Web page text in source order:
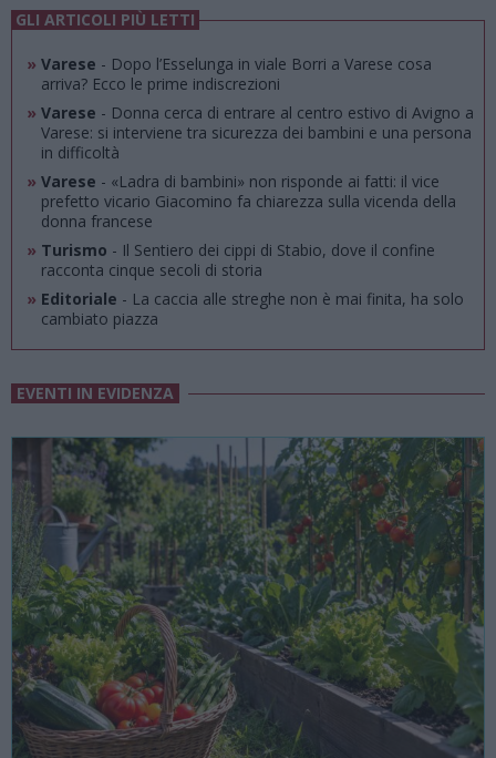
GLI ARTICOLI PIÙ LETTI
» Varese - Dopo l’Esselunga in viale Borri a Varese cosa
arriva? Ecco le prime indiscrezioni
» Varese - Donna cerca di entrare al centro estivo di Avigno a
Varese: si interviene tra sicurezza dei bambini e una persona
in difficoltà
» Varese - «Ladra di bambini» non risponde ai fatti: il vice
prefetto vicario Giacomino fa chiarezza sulla vicenda della
donna francese
» Turismo - Il Sentiero dei cippi di Stabio, dove il confine
racconta cinque secoli di storia
» Editoriale - La caccia alle streghe non è mai finita, ha solo
cambiato piazza
EVENTI IN EVIDENZA